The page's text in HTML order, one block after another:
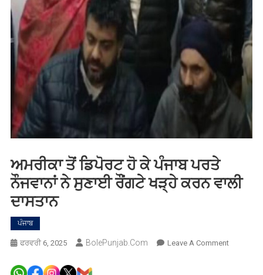
ਅਮਰੀਕਾ ਤੋਂ ਡਿਪੋਰਟ ਹੋ ਕੇ ਪੰਜਾਬ ਪਰਤੇ
ਨੌਜਵਾਨਾਂ ਨੇ ਸੁਣਾਈ ਰੌਂਗਟੇ ਖੜ੍ਹੇ ਕਰਨ ਵਾਲੀ
ਦਾਸਤਾਨ
ਪੰਜਾਬ
ਫਰਵਰੀ 6, 2025 BolePunjab.com Leave A CommentOn